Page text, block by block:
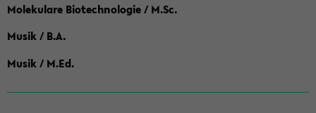
Molekulare Biotechnologie / M.Sc.
Musik / B.A.
Musik / M.Ed.